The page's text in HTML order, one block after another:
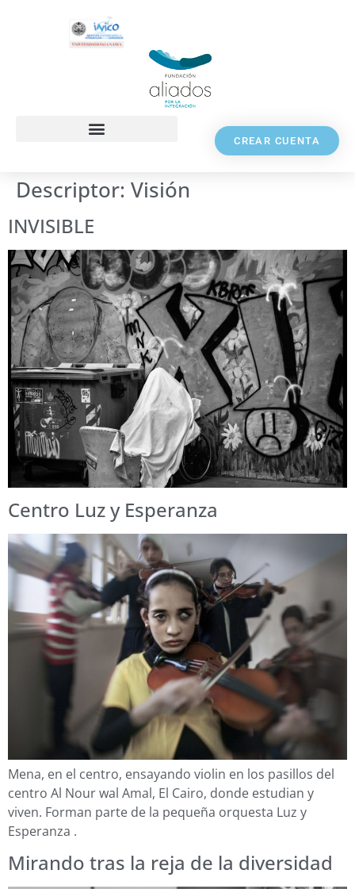
CREAR CUENTA
Descriptor: Visión
INVISIBLE
Centro Luz y Esperanza
Mena, en el centro, ensayando violin en los pasillos del
centro Al Nour wal Amal, El Cairo, donde estudian y
viven. Forman parte de la pequeña orquesta Luz y
Esperanza .
Mirando tras la reja de la diversidad